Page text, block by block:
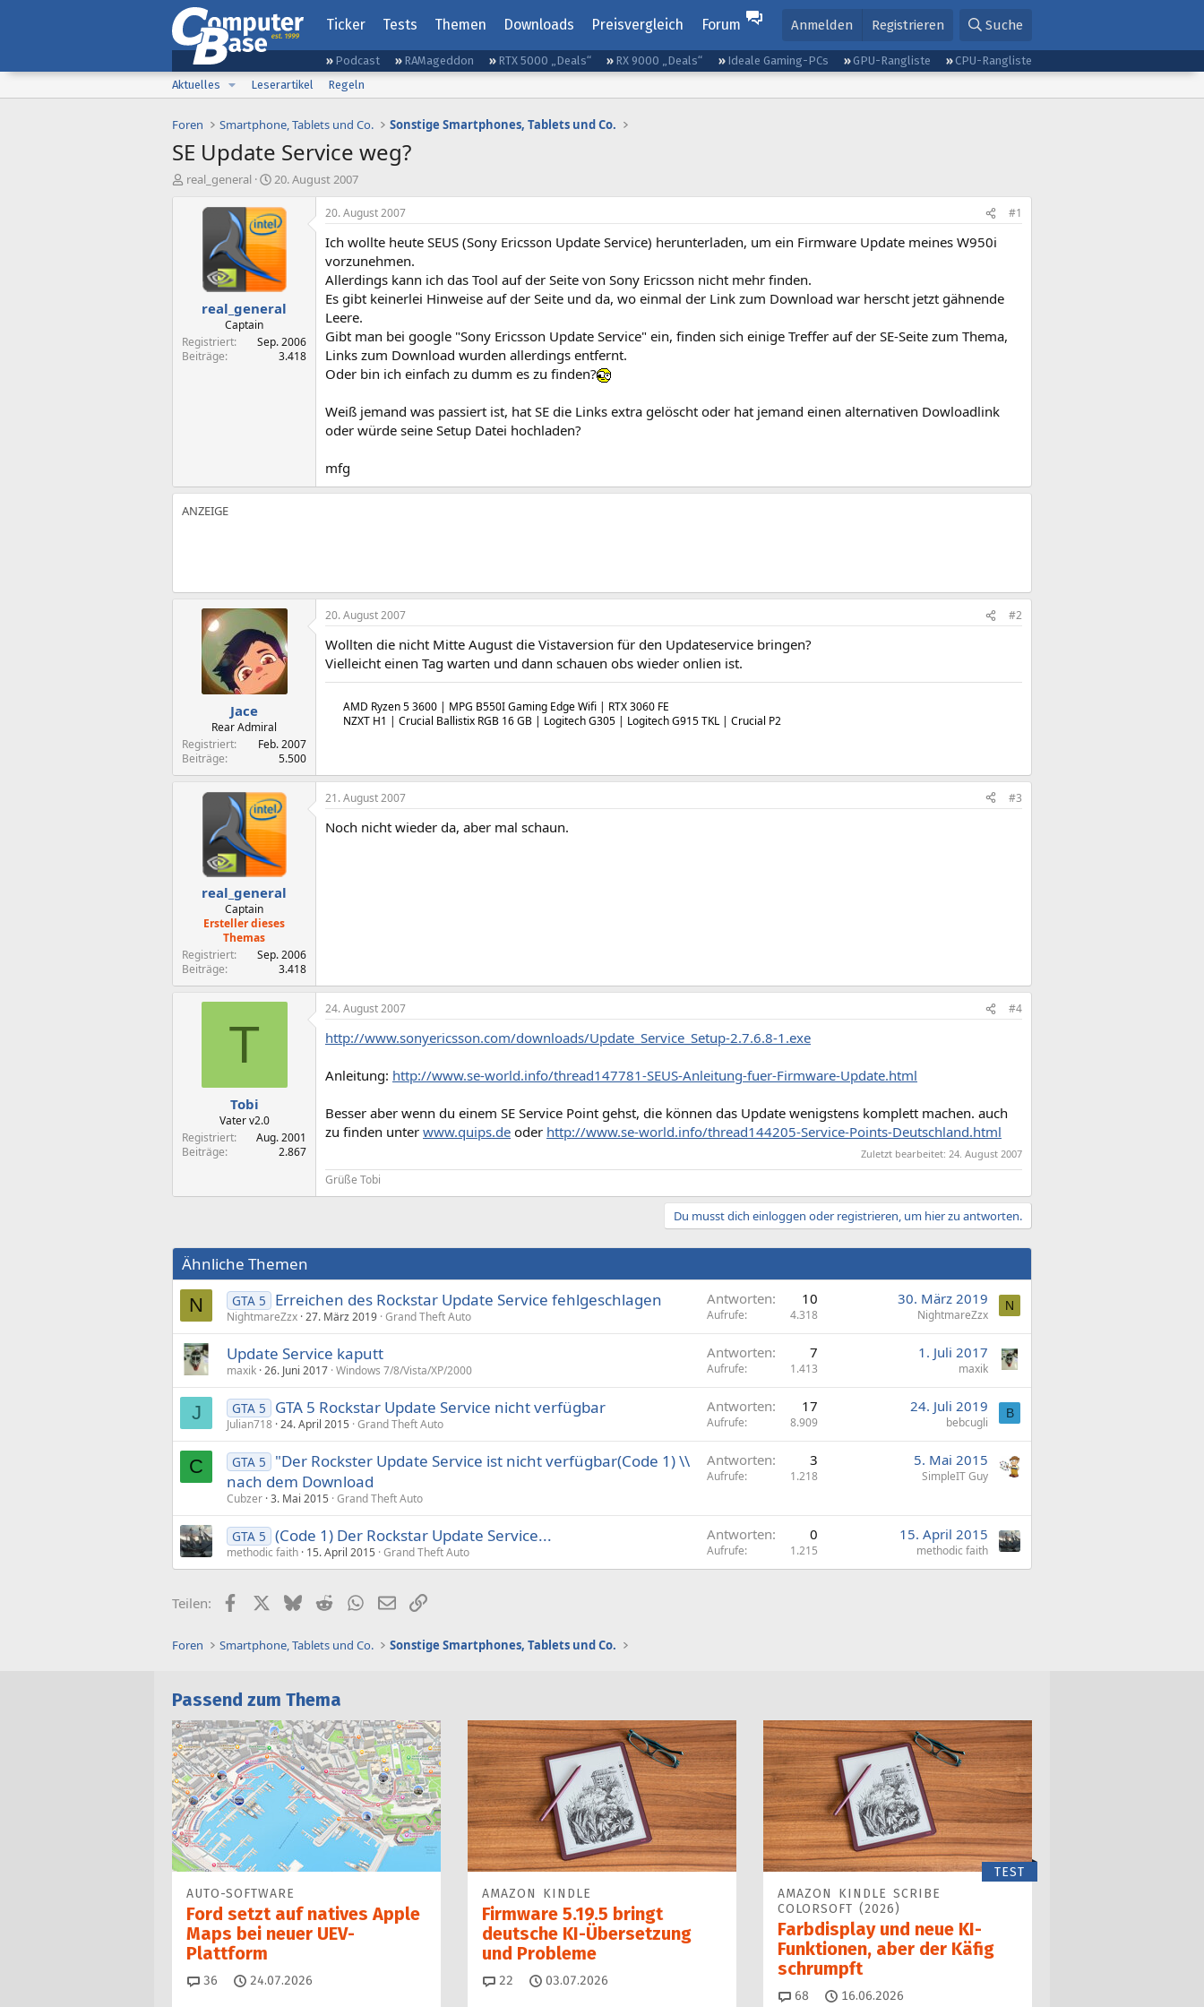
Ticker Tests Themen Downloads Preisvergleich Forum Anmelden Registrieren Suche
Podcast RAMageddon RTX 5000 „Deals“ RX 9000 „Deals“ Ideale Gaming-PCs GPU-Rangliste
CPU-Rangliste
Aktuelles
Leserartikel Regeln
Foren Smartphone, Tablets und Co. Sonstige Smartphones, Tablets und Co.
SE Update Service weg?
E
real_general
E
s
t
e
l
l
t
a
20. August 2007
real_general
Captain
Registriert
Sep. 2006
Beiträge
3.418
20. August 2007 #1
Ich wollte heute SEUS (Sony Ericsson Update Service) herunterladen, um ein Firmware Update meines W950i
vorzunehmen.
Allerdings kann ich das Tool auf der Seite von Sony Ericsson nicht mehr finden.
Es gibt keinerlei Hinweise auf der Seite und da, wo einmal der Link zum Download war herscht jetzt gähnende
Leere.
Gibt man bei google "Sony Ericsson Update Service" ein, finden sich einige Treffer auf der SE-Seite zum Thema,
Links zum Download wurden allerdings entfernt.
Oder bin ich einfach zu dumm es zu finden?
Weiß jemand was passiert ist, hat SE die Links extra gelöscht oder hat jemand einen alternativen Dowloadlink
oder würde seine Setup Datei hochladen?
mfg
Jace
Rear Admiral
Registriert
Feb. 2007
Beiträge
5.500
20. August 2007 #2
Wollten die nicht Mitte August die Vistaversion für den Updateservice bringen?
Vielleicht einen Tag warten und dann schauen obs wieder onlien ist.
AMD Ryzen 5 3600 | MPG B550I Gaming Edge Wifi | RTX 3060 FE
NZXT H1 | Crucial Ballistix RGB 16 GB | Logitech G305 | Logitech G915 TKL | Crucial P2
real_general
Captain
Ersteller dieses
Themas
Registriert
Sep. 2006
Beiträge
3.418
21. August 2007 #3
Noch nicht wieder da, aber mal schaun.
T
Tobi
Vater v2.0
Registriert
Aug. 2001
Beiträge
2.867
24. August 2007 #4
http://www.sonyericsson.com/downloads/Update_Service_Setup-2.7.6.8-1.exe
Anleitung: http://www.se-world.info/thread147781-SEUS-Anleitung-fuer-Firmware-Update.html
Besser aber wenn du einem SE Service Point gehst, die können das Update wenigstens komplett machen. auch
zu finden unter www.quips.de oder http://www.se-world.info/thread144205-Service-Points-Deutschland.html
Zuletzt bearbeitet: 24. August 2007
Grüße Tobi
Du musst dich einloggen oder registrieren, um hier zu antworten.
Ähnliche Themen
N GTA 5 Erreichen des Rockstar Update Service fehlgeschlagen
NightmareZzx 27. März 2019 Grand Theft Auto
Antworten 10
Aufrufe 4.318
30. März 2019
NightmareZzx
N
Update Service kaputt
maxik 26. Juni 2017 Windows 7/8/Vista/XP/2000
Antworten 7
Aufrufe 1.413
1. Juli 2017
maxik
J GTA 5 GTA 5 Rockstar Update Service nicht verfügbar
Julian718 24. April 2015 Grand Theft Auto
Antworten 17
Aufrufe 8.909
24. Juli 2019
bebcugli
B
C GTA 5
"Der Rockster Update Service ist nicht verfügbar(Code 1) \\
nach dem Download
Cubzer 3. Mai 2015 Grand Theft Auto
Antworten 3
Aufrufe 1.218
5. Mai 2015
SimpleIT Guy
GTA 5 (Code 1) Der Rockstar Update Service...
methodic faith 15. April 2015 Grand Theft Auto
Antworten 0
Aufrufe 1.215
15. April 2015
methodic faith
Teilen: FacebookX (Twitter)
BlueskyRedditWhatsApp
E-MailLink
Foren Smartphone, Tablets und Co. Sonstige Smartphones, Tablets und Co.
Passend zum Thema
AUTO-SOFTWARE
Ford setzt auf natives Apple
Maps bei neuer UEV-
Plattform
36 Kommentare
24.07.2026
AMAZON KINDLE
Firmware 5.19.5 bringt
deutsche KI-Übersetzung
und Probleme
22 Kommentare
03.07.2026
TEST
AMAZON KINDLE SCRIBE
COLORSOFT (2026)
Farbdisplay und neue KI-
Funktionen, aber der Käfig
schrumpft
68 Kommentare
16.06.2026